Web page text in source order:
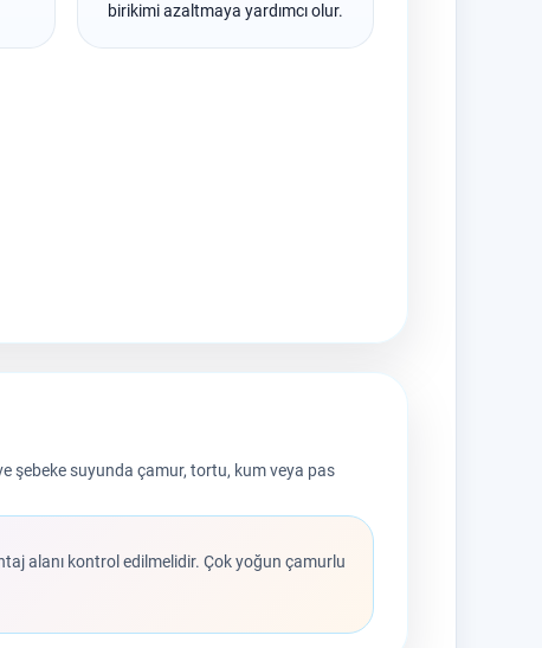
birikimi azaltmaya yardımcı olur.
şebeke suyunda çamur, tortu, kum veya pas
alanı kontrol edilmelidir. Çok yoğun çamurlu